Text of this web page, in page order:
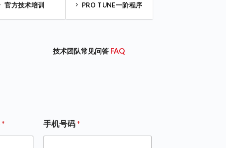
官方技术培训 PRO TUNE一阶程序
技术团队常见问答 FAQ
* 手机号码*